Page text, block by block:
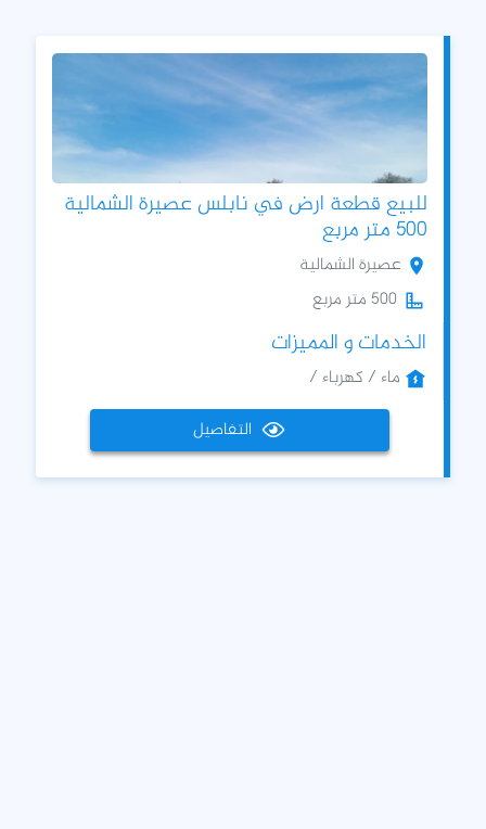
للبيع قطعة ارض في نابلس عصيرة الشمالية
500 متر مربع
عصيرة الشمالية
500 متر مربع
الخدمات و المميزات
ماء / كهرباء /
التفاصيل